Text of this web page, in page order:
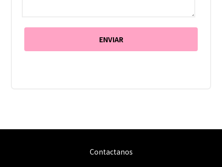
Contactanos